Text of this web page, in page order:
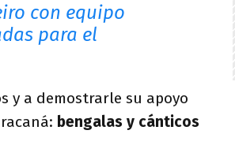
con equipo
para el
y a demostrarle su apoyo
bengalas y cánticos